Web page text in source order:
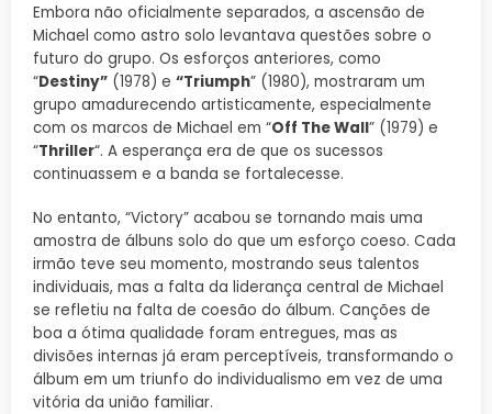
Embora não oficialmente separados, a ascensão de
Michael como astro solo levantava questões sobre o
futuro do grupo. Os esforços anteriores, como
“Destiny” (1978) e “Triumph” (1980), mostraram um
grupo amadurecendo artisticamente, especialmente
com os marcos de Michael em “Off The Wall” (1979) e
“Thriller“. A esperança era de que os sucessos
continuassem e a banda se fortalecesse.
No entanto, “Victory” acabou se tornando mais uma
amostra de álbuns solo do que um esforço coeso. Cada
irmão teve seu momento, mostrando seus talentos
individuais, mas a falta da liderança central de Michael
se refletiu na falta de coesão do álbum. Canções de
boa a ótima qualidade foram entregues, mas as
divisões internas já eram perceptíveis, transformando o
álbum em um triunfo do individualismo em vez de uma
vitória da união familiar.